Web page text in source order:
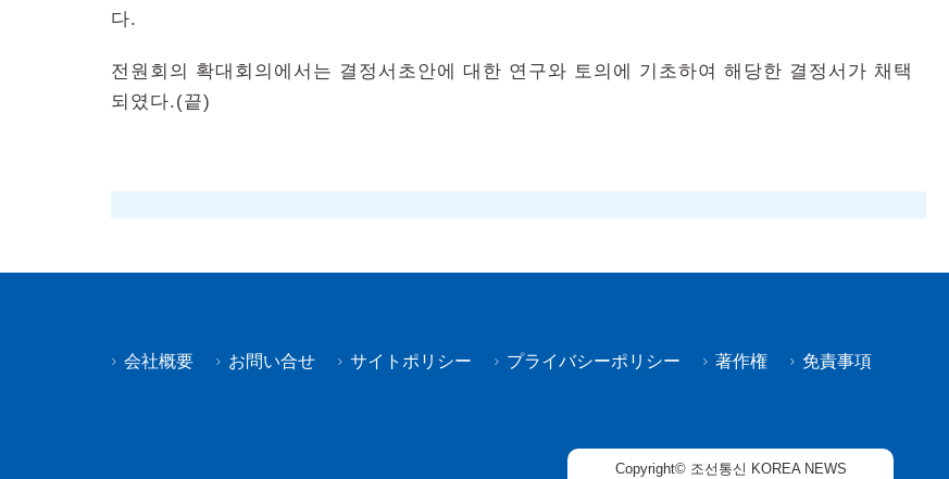
다.
전원회의 확대회의에서는 결정서초안에 대한 연구와 토의에 기초하여 해당한 결정서가 채택
되였다.(끝)
会社概要 お問い合せ サイトポリシー プライバシーポリシー 著作権 免責事項
Copyright© 조선통신 KOREA NEWS